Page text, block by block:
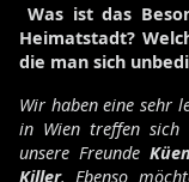
Was ist das
Heimatstadt?
die man sich
Wir haben eine sehr
in Wien treffen sich
unsere Freunde
Killer. Ebenso